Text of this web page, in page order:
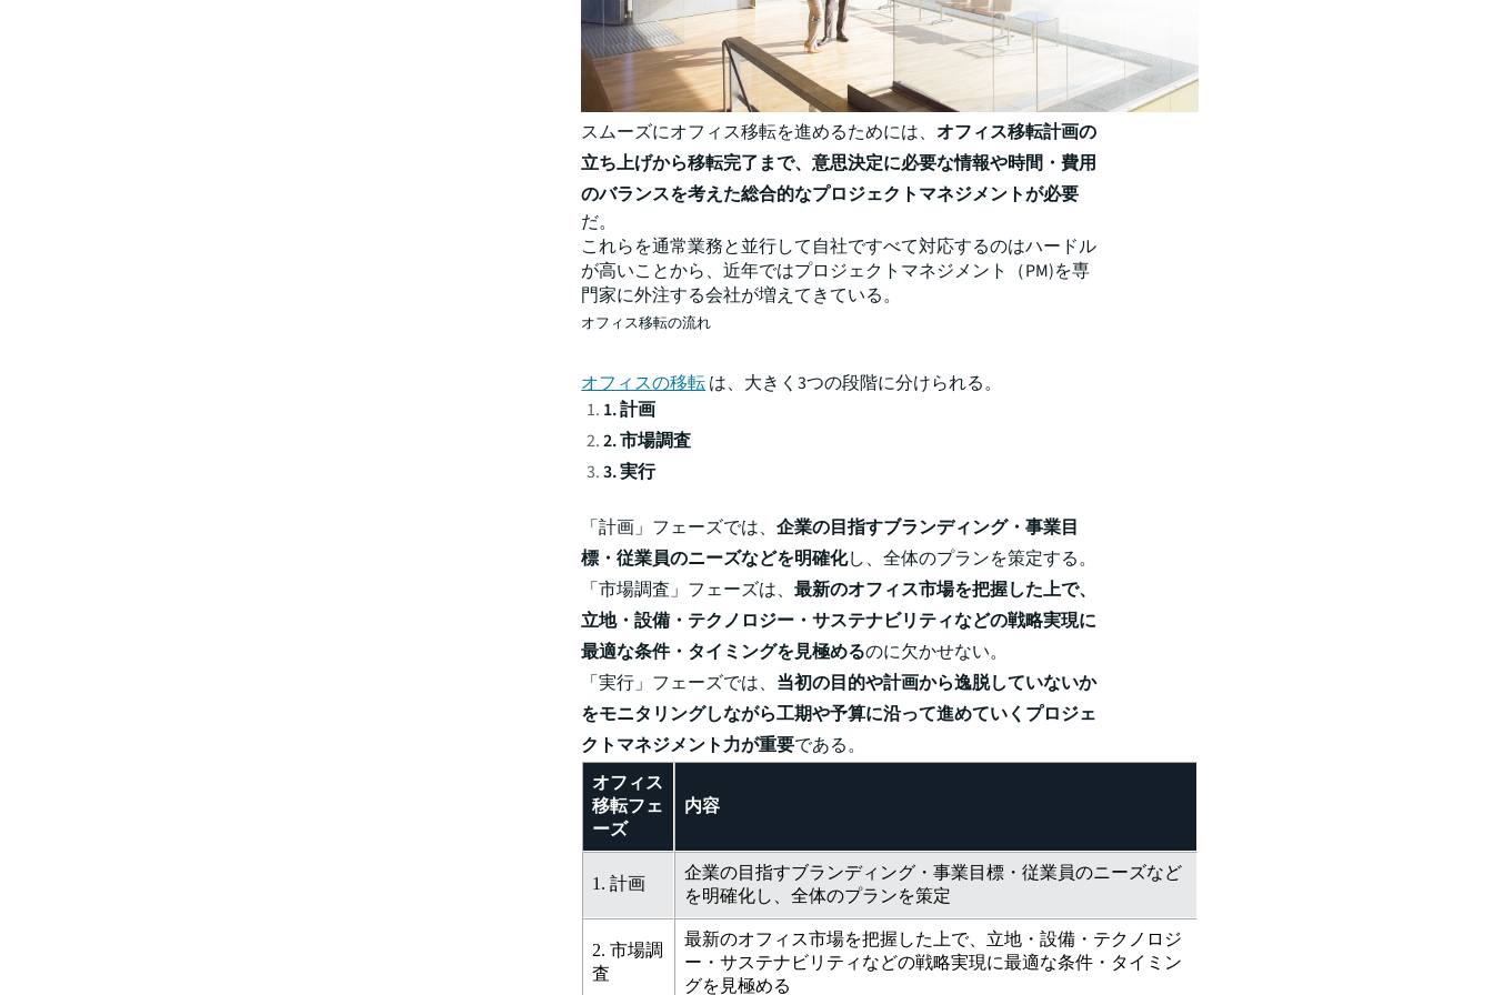
スムーズにオフィス移転を進めるためには、 オフィス移転計画の
立ち上げから移転完了まで、意思決定に必要な情報や時間・費用
のバランスを考えた総合的なプロジェクトマネジメントが必要
だ。
これらを通常業務と並行して自社ですべて対応するのはハードル
が高いことから、近年ではプロジェクトマネジメント（PM)を専
門家に外注する会社が増えてきている。
オフィス移転の流れ
オフィスの移転は、大きく3つの段階に分けられる。
1. 計画
2. 市場調査
3. 実行
「計画」フェーズでは、企業の目指すブランディング・事業目
標・従業員のニーズなどを明確化し、全体のプランを策定する。
「市場調査」フェーズは、最新のオフィス市場を把握した上で、
立地・設備・テクノロジー・サステナビリティなどの戦略実現に
最適な条件・タイミングを見極めるのに欠かせない。
「実行」フェーズでは、 当初の目的や計画から逸脱していないか
をモニタリングしながら工期や予算に沿って進めていくプロジェ
クトマネジメント力が重要である。
オフィス
移転フェ
ーズ
内容
1. 計画
企業の目指すブランディング・事業目標・従業員のニーズなど
を明確化し、全体のプランを策定
2. 市場調
査
最新のオフィス市場を把握した上で、立地・設備・テクノロジ
ー・サステナビリティなどの戦略実現に最適な条件・タイミン
グを見極める